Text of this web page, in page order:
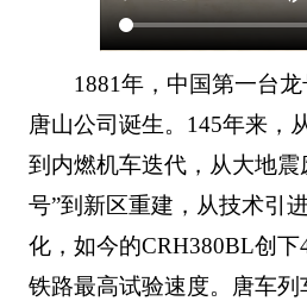
1881年，中国第一台
唐山公司诞生。145年来，
到内燃机车迭代，从大地震
号”到新区重建，从技术引
化，如今的CRH380BL创
铁路最高试验速度。唐车